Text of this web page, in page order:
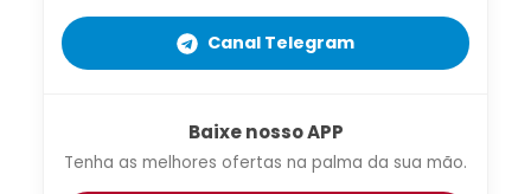
Canal Telegram
Baixe nosso APP
Tenha as melhores ofertas na palma da sua mão.